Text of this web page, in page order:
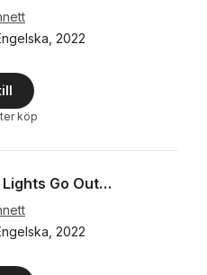
2022
köp
Go Out…
2022